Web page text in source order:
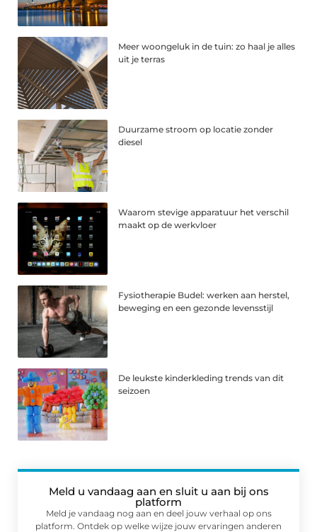
Meer woongeluk in de tuin: zo haal je alles
uit je terras
Duurzame stroom op locatie zonder
diesel
Waarom stevige apparatuur het verschil
maakt op de werkvloer
Fysiotherapie Budel: werken aan herstel,
beweging en een gezonde levensstijl
De leukste kinderkleding trends van dit
seizoen
Meld u vandaag aan en sluit u aan bij ons
platform
Meld je vandaag nog aan en deel jouw verhaal op ons
platform. Ontdek op welke wijze jouw ervaringen anderen